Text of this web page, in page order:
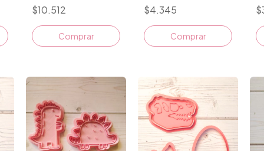
$10.512 $4.345
Comprar